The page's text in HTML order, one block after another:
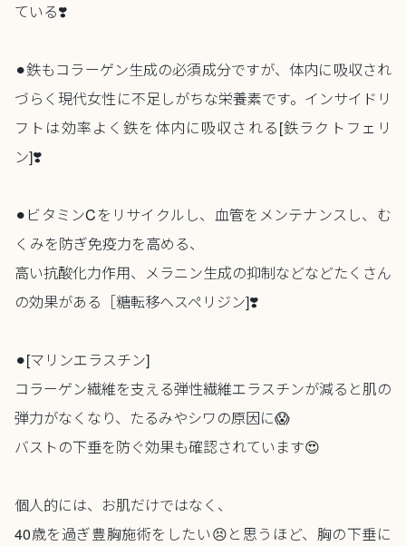
ている❣️
⚫︎鉄もコラーゲン生成の必須成分ですが、体内に吸収され
づらく現代女性に不足しがちな栄養素です。インサイドリ
フトは効率よく鉄を体内に吸収される[鉄ラクトフェリ
ン]❣️
⚫︎ビタミンCをリサイクルし、血管をメンテナンスし、む
くみを防ぎ免疫力を高める、
高い抗酸化力作用、メラニン生成の抑制などなどたくさん
の効果がある［糖転移ヘスペリジン]❣️
⚫︎[マリンエラスチン]
コラーゲン繊維を支える弾性繊維エラスチンが減ると肌の
弾力がなくなり、たるみやシワの原因に😱
バストの下垂を防ぐ効果も確認されています😍
個人的には、お肌だけではなく、
40歳を過ぎ豊胸施術をしたい😣と思うほど、胸の下垂に